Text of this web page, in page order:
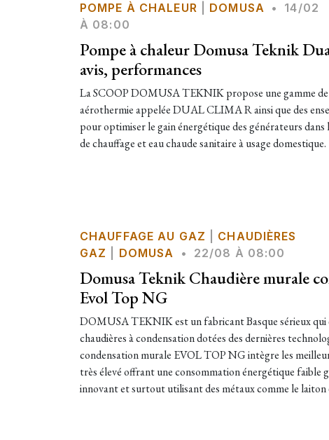
POMPE À CHALEUR DOMUSA •
14/02
À 08:00
Pompe à chaleur Domusa Teknik
avis, performances
La SCOOP DOMUSA TEKNIK propose une gamme de
aérothermie appelée DUAL CLIMA R ainsi que des
pour optimiser le gain énergétique des générateurs
de chauffage et eau chaude sanitaire à usage domestique.
CHAUFFAGE AU GAZ
CHAUDIÈRES
GAZ
DOMUSA • 22/08 À 08:00
Domusa Teknik Chaudière murale
Evol Top NG
DOMUSA TEKNIK est un fabricant Basque sérieux qui
chaudières à condensation dotées des dernières
condensation murale EVOL TOP NG intègre les
très élevé offrant une consommation énergétique faible
innovant et surtout utilisant des métaux comme le laiton